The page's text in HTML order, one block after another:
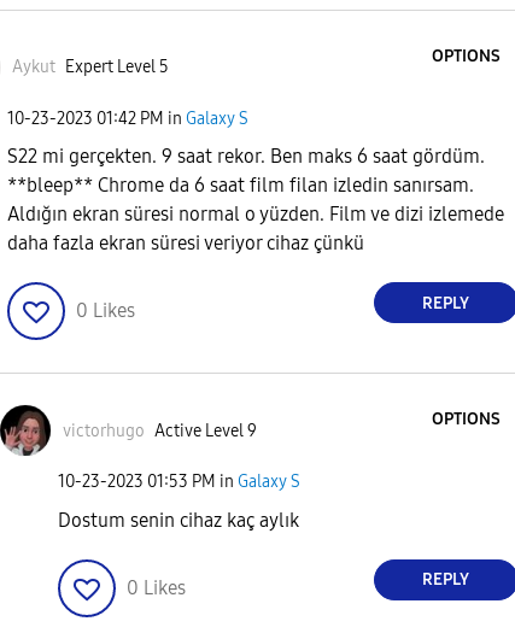
Aykut Expert Level 5
OPTIONS
‎10-23-2023 01:42 PM in Galaxy S
S22 mi gerçekten. 9 saat rekor. Ben maks 6 saat gördüm.
**bleep** Chrome da 6 saat film filan izledin sanırsam.
Aldığın ekran süresi normal o yüzden. Film ve dizi izlemede
daha fazla ekran süresi veriyor cihaz çünkü
0 Likes REPLY
victorhugo Active Level 9
OPTIONS
‎10-23-2023 01:53 PM in Galaxy S
Dostum senin cihaz kaç aylık
0 Likes REPLY